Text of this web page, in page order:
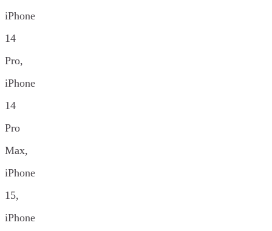
iPhone
14
Pro,
iPhone
14
Pro
Max,
iPhone
15,
iPhone